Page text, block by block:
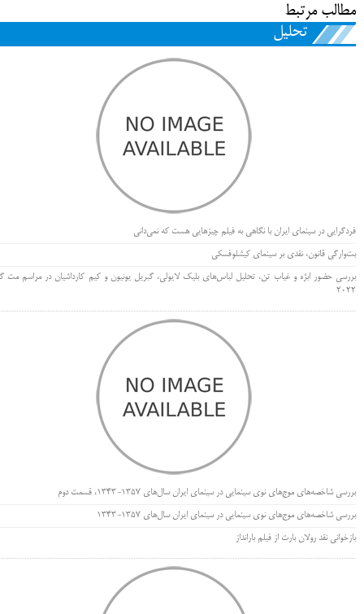
مطالب مرتبط
تحلیل
فردگرایی در سینمای ایران با نگاهی به فیلم چیزهایی هست که نمی‌دانی
بت‌وارگی قانون، نقدی بر سینمای کیشلوفسکی
بررسی حضور ابژه و غیاب تن، تحلیل لباس‌های بلیک لایولی، گبریل یونیون و کیم کارداشیان در مراسم مت
۲۰۲۲
بررسی شاخصه‌های موج‌های نوی سینمایی در سینمای ایران سال‌های 1357-1343، قسمت دوم
بررسی شاخصه‌های موج‌های نوی سینمایی در سینمای ایران سال‌های 1357-1343
بازخوانی نقد رولان بارت از فیلم بارانداز